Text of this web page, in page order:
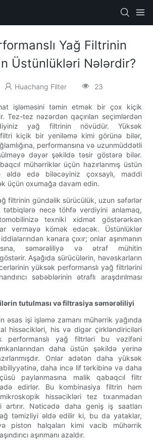
Yağ Filtrinin
Üstünlükləri Nələrdir?
Huachang Filter 23
işləməsini təmin etmək bir çox kiçik
Tez-tez nəzərdən qaçırılan seçimlərdən
yağ filtrinin növüdür. Yüksək
kiçik bir yeniləmə kimi görünə bilər,
performansına və uzunmüddətli
dəyər şəkildə təsir göstərə bilər.
mühərriklər üçün hazırlanmış üstün
edə biləcəyiniz çoxsaylı, maddi
üçün oxumağa davam edin.
filtrinin gündəlik sürücülük, uzun səfərlər
necə töhfə verdiyini anlamaq,
texniki xidmət göstərərkən
verməyə kömək edəcək. Üstünlüklər
kənara çıxır; onlar aşınmanın
səmərəliliyə və ətraf mühitin
Aşağıda sürücülərin, həvəskarların
yüksək performanslı yağ filtrlərini
səbəblərinin ətraflı araşdırılması
tutulması və filtrasiya səmərəliliyi
əsas işi işləmə zamanı mühərrik yağında
hissəcikləri, his və digər çirkləndiriciləri
performanslı yağ filtrləri bu vəzifəni
daha üstün şəkildə yerinə
Onlar adətən daha yüksək
daha incə lif tərkibinə və daha
paylanmasına malik qabaqcıl filtr
edirlər. Bu kombinasiya filtrin həm
hissəcikləri tez tıxanmadan
artırır. Nəticədə daha geniş iş saatları
təmizliyi əldə edilir ki, bu da yataklar,
piston halqaları kimi vacib mühərrik
aşınmanı azaldır.